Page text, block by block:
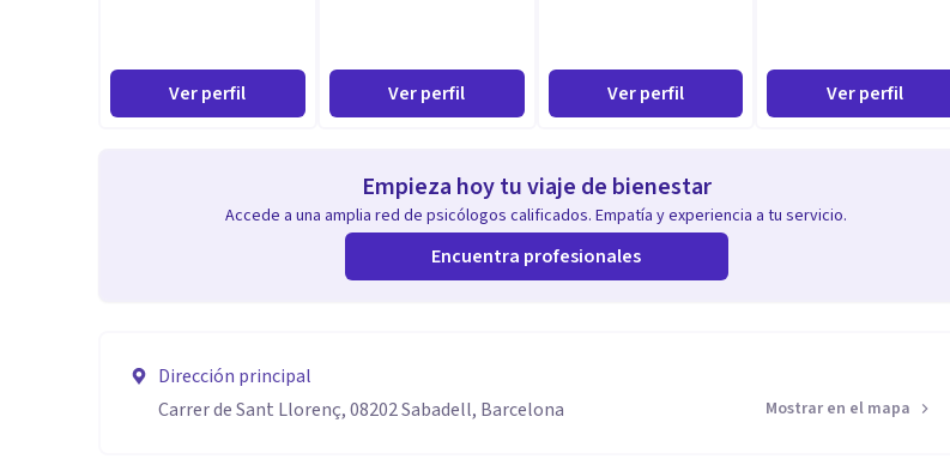
Ver perfil Ver perfil Ver perfil Ver perfil
Empieza hoy tu viaje de bienestar
Accede a una amplia red de psicólogos calificados. Empatía y experiencia a tu servicio.
Encuentra profesionales
Dirección principal
Carrer de Sant Llorenç, 08202 Sabadell, Barcelona
Mostrar en el mapa